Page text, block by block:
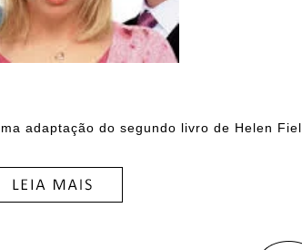
adaptação do segundo livro de Helen